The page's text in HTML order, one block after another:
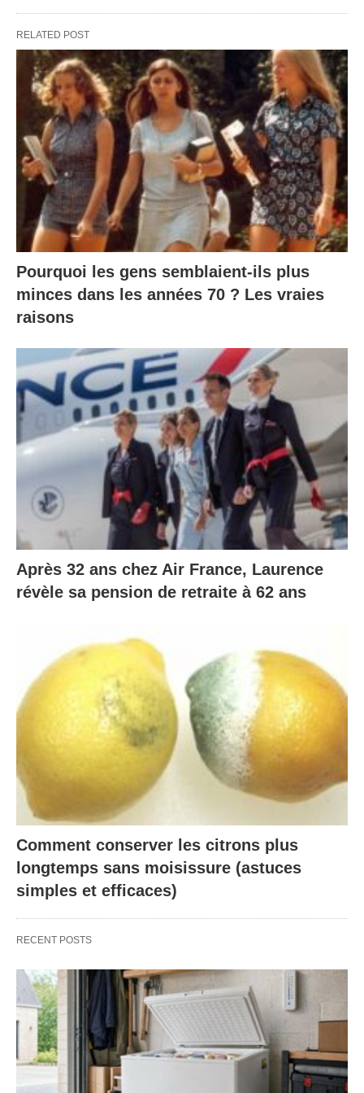
RELATED POST
Pourquoi les gens semblaient-ils plus
minces dans les années 70 ? Les vraies
raisons
Après 32 ans chez Air France, Laurence
révèle sa pension de retraite à 62 ans
Comment conserver les citrons plus
longtemps sans moisissure (astuces
simples et efficaces)
RECENT POSTS